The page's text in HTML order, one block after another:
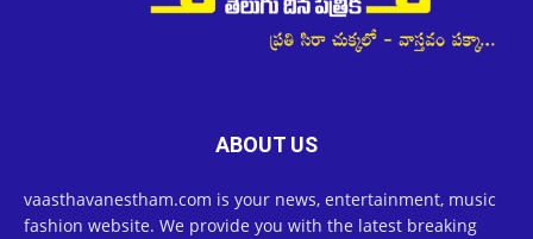
ABOUT US
vaasthavanestham.com is your news, entertainment, music
fashion website. We provide you with the latest breaking